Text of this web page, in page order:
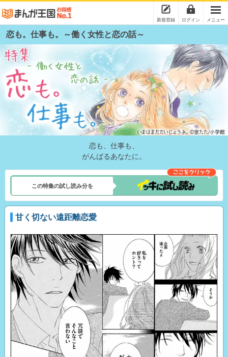
新規登録 ログイン メニュー
恋も。仕事も。～働く女性と恋の話～
恋も、仕事も、
がんばるあなたに。
この特集の試し読み分を
甘く切ない遠距離恋愛